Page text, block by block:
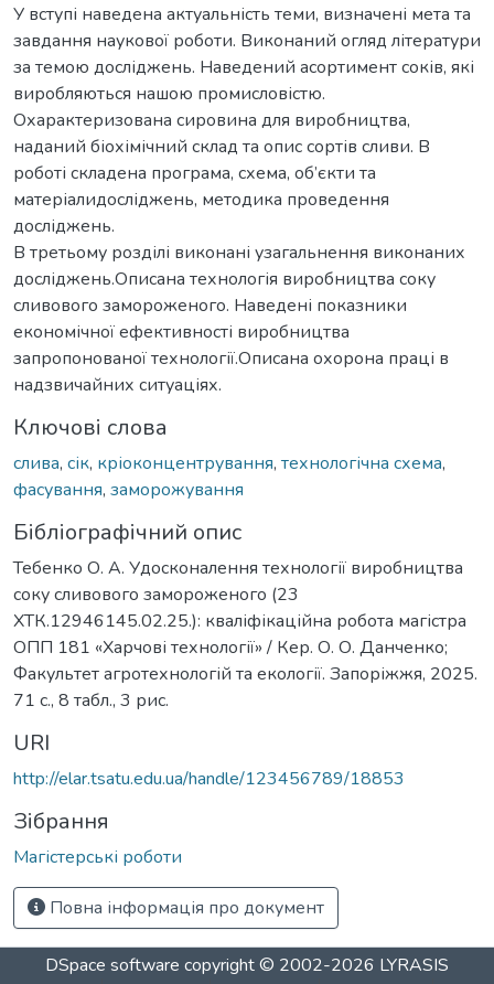
У вступі наведена актуальність теми, визначені мета та
завдання наукової роботи. Виконаний огляд літератури
за темою досліджень. Наведений асортимент соків, які
виробляються нашою промисловістю.
Охарактеризована сировина для виробництва,
наданий біохімічний склад та опис сортів сливи. В
роботі складена програма, схема, об’єкти та
матеріалидосліджень, методика проведення
досліджень.
В третьому розділі виконані узагальнення виконаних
досліджень.Описана технологія виробництва соку
сливового замороженого. Наведені показники
економічної ефективності виробництва
запропонованої технології.Описана охорона праці в
надзвичайних ситуаціях.
Ключові слова
слива, сік, кріоконцентрування, технологічна схема,
фасування, заморожування
Бібліографічний опис
Тебенко О. А. Удосконалення технології виробництва
соку сливового замороженого (23
ХТК.12946145.02.25.): кваліфікаційна робота магістра
ОПП 181 «Харчові технології» / Кер. О. О. Данченко;
Факультет агротехнологій та екології. Запоріжжя, 2025.
71 с., 8 табл., 3 рис.
URI
http://elar.tsatu.edu.ua/handle/123456789/18853
Зібрання
Магістерські роботи
Повна інформація про документ
DSpace software copyright © 2002-2026 LYRASIS